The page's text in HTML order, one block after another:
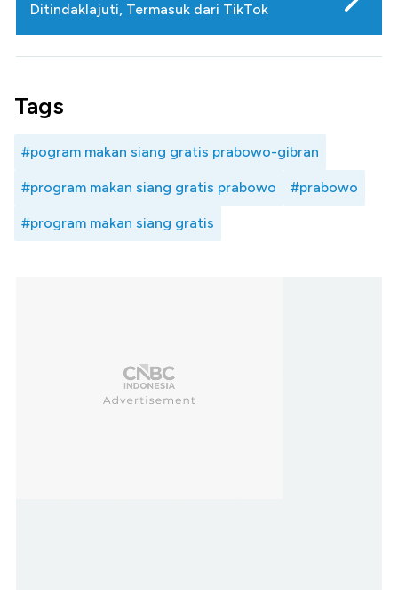
Ditindaklajuti, Termasuk dari TikTok
Tags
#pogram makan siang gratis prabowo-gibran
#program makan siang gratis prabowo #prabowo
#program makan siang gratis